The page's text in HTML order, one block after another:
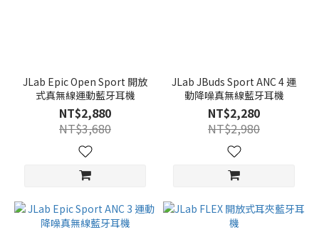
JLab Epic Open Sport 開放
式真無線運動藍牙耳機
NT$2,880
NT$3,680
JLab JBuds Sport ANC 4 運
動降噪真無線藍牙耳機
NT$2,280
NT$2,980